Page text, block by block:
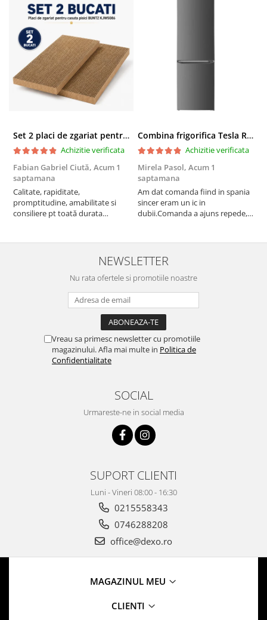
Set 2 placi de zgariat pentru casuta pisici BUNTZ KJW5086, compatibile cu casuta 59 x 28.5 x 35 cm
Achizitie verificata
Fabian Gabriel Ciută, Acum 1
saptamana
Calitate, rapiditate,
promptitudine, amabilitate si
consiliere pt toată durata
Combina frigorifica Tesla RC2600HXE, 262 l, Clasa E, Iluminare LED, dezghetare automata frigider, H 180 cm, Inox
Achizitie verificata
Mirela Pasol, Acum 1
saptamana
Am dat comanda fiind in spania
sincer eram un ic in
dubii.Comanda a ajuns repede,in
treaba,va multumesc pentru
rapiditate si
amabilitate,RECOMAND 100%
NEWSLETTER
Nu rata ofertele si promotiile noastre
Vreau sa primesc newsletter cu promotiile
magazinului. Afla mai multe in Politica de
Confidentialitate
SOCIAL
Urmareste-ne in social media
SUPORT CLIENTI
Luni - Vineri 08:00 - 16:30
0215558343
0746288208
office@dexo.ro
MAGAZINUL MEU
CLIENTI